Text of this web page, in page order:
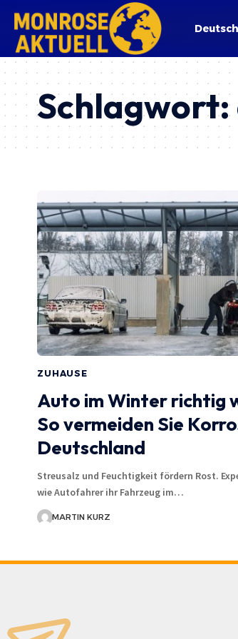
Schlagwort:
ZUHAUSE
Auto im Winter richtig
So vermeiden Sie
Deutschland
Streusalz und Feuchtigkeit fördern Rost.
wie Autofahrer ihr Fahrzeug im…
MARTIN KURZ